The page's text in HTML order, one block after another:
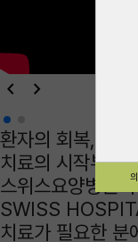
keyboard_arrow_left keyboard_arrow_right
환자의 회복, 가족
치료의 시작부터
스위스요양병원
SWISS
치료가 필요한 분